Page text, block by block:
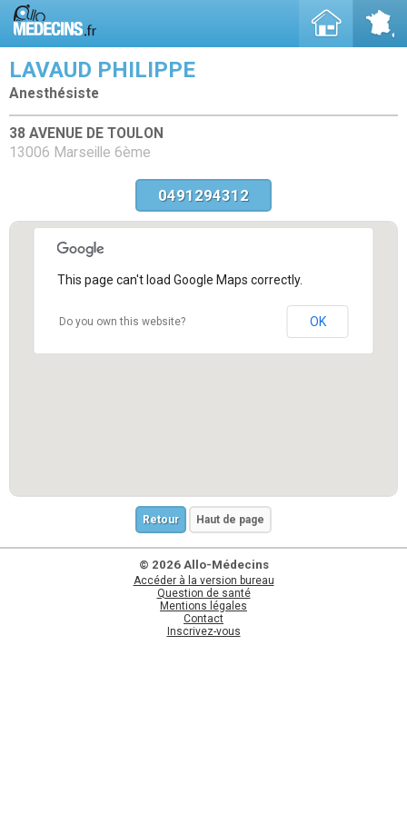
LAVAUD PHILIPPE
Anesthésiste
38 AVENUE DE TOULON
13006 Marseille 6ème
0491294312
This page can't load Google Maps correctly.
Do you own this website? OK
Retour Haut de page
© 2026 Allo-Médecins
Accéder à la version bureau
Question de santé
Mentions légales
Contact
Inscrivez-vous